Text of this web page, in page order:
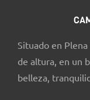
Situado en
de altura, en un
belleza,